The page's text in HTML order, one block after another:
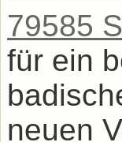
79585
für ein
neuen